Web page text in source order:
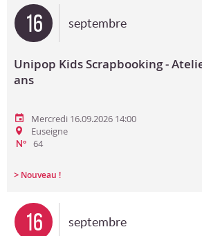
16 septembre
Unipop Kids Scrapbooking -
ans
Mercredi 16.09.2026 14:00
Euseigne
N° 64
> Nouveau !
16 septembre